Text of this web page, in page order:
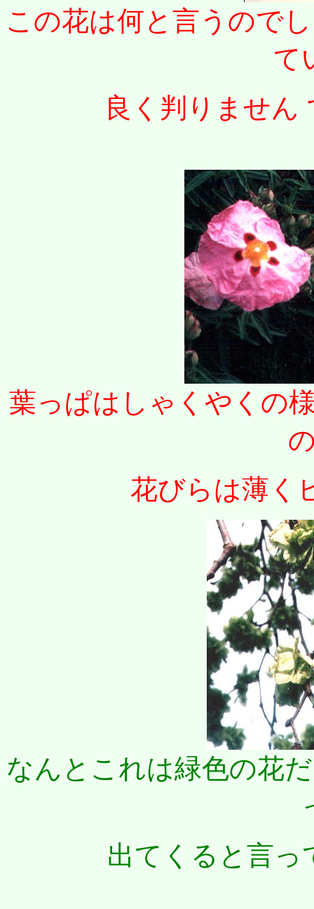
この花は何と言うので
て
良く判りません
葉っぱはしゃくやくの
花びらは薄く
なんとこれは緑色の花
出てくると言っ